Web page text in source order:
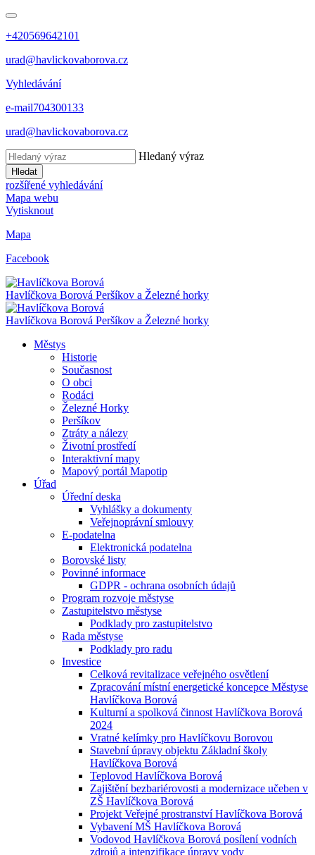
+420569642101
urad@havlickovaborova.cz
Vyhledávání
e-mail704300133
urad@havlickovaborova.cz
Hledaný výraz
Hledat
rozšířené vyhledávání
Mapa webu
Vytisknout
Mapa
Facebook
Havlíčkova Borová Peršíkov a Železné horky
Havlíčkova Borová Peršíkov a Železné horky
Městys
Historie
Současnost
O obci
Rodáci
Železné Horky
Peršíkov
Ztráty a nálezy
Životní prostředí
Interaktivní mapy
Mapový portál Mapotip
Úřad
Úřední deska
Vyhlášky a dokumenty
Veřejnoprávní smlouvy
E-podatelna
Elektronická podatelna
Borovské listy
Povinné informace
GDPR - ochrana osobních údajů
Program rozvoje městyse
Zastupitelstvo městyse
Podklady pro zastupitelstvo
Rada městyse
Podklady pro radu
Investice
Celková revitalizace veřejného osvětlení
Zpracování místní energetické koncepce Městyse
Havlíčkova Borová
Kulturní a spolková činnost Havlíčkova Borová
2024
Vratné kelímky pro Havlíčkovu Borovou
Stavební úpravy objektu Základní školy
Havlíčkova Borová
Teplovod Havlíčkova Borová
Zajištění bezbariérovosti a modernizace učeben v
ZŠ Havlíčkova Borová
Projekt Veřejné prostranství Havlíčkova Borová
Vybavení MŠ Havlíčkova Borová
Vodovod Havlíčkova Borová posílení vodních
zdrojů a intenzifikace úpravy vody